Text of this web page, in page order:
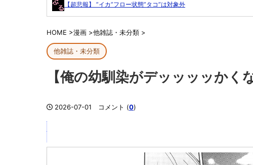
【超悲報】 ”イカ”フロー状態”タコ”は対象外
HOME >漫画 >他雑誌・未分類 >
他雑誌・未分類
【俺の幼馴染がデッッッッかく
2026-07-01 コメント (0)